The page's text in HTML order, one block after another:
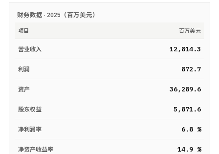
财务数据 · 2025 （百万美元）
项目 百万美元
营业收入 12,814.3
利润 872.7
资产 36,289.6
股东权益 5,871.6
净利润率 6.8 %
净资产收益率 14.9 %